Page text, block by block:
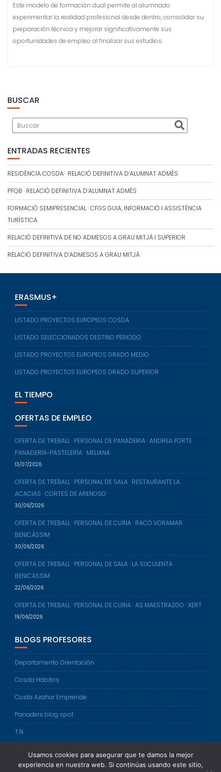
Este modelo de formación dual permite al alumnado
experimentar la realidad profesional desde dentro, consolidar su
preparación técnica y mejorar significativamente sus
oportunidades de empleo al finalizar sus estudios.
BUSCAR
ENTRADAS RECIENTES
RESIDÈNCIA COSDA · RELACIÓ DEFINITIVA D’ALUMNAT ADMÉS
PFQB · RELACIÓ DEFINITIVA D’ALUMNAT ADMÉS
FORMACIÓ SEMIPRESENCIAL · CFGS GUIA, INFORMACIÓ I ASSISTÈNCIA
TURÍSTICA
RELACIÓ DEFINITIVA DE NO ADMESOS A GRAU MITJÀ I SUPERIOR
RELACIÓ DEFINITIVA D’ADMESOS A GRAU MITJÀ
ERASMUS+
LISTADO PROYECTOS EUROPEOS COSDA
LISTADO SELECCIONADOS DESTINO PERIODO
LISTADO PROYECTOS EUROPEOS GRADO MEDIO
LISTADO PROYECTOS EUROPEOS GRADO SUPERIOR
EL TIEMPO
OFERTAS DE EMPLEO
OFERTA DE TREBALL · PERSONAL DE PANADERIA · ANDREA FORTE
PANADERÍA-PASTELERÍA · MELIANA
13/07/2026
OFERTA DE TREBALL · PERSONAL DE SALA · RESTAURANTE LA
ACACIAS · CORTES DE ARENOSO
30/06/2026
OFERTA DE TREBALL · PERSONAL DE CUINA · RACÒ VORAMAR ·
BENICÀSSIM
30/06/2026
OFERTA DE TREBALL · PERSONAL DE SALA · LA SUCULENTA ·
BENICÀSSIM
22/06/2026
OFERTA DE TREBALL · PERSONAL DE CUINA · AS MAESTRAZGO · XERT
19/06/2026
BLOGS PROFESORES
Departamento Orientación
Cosda Hábitos
Costa Azahar Emprende
Panaders blog spot
T.N.
Usamos cookies para asegurar que te damos la mejor
experiencia en nuestra web. Si continúas usando este sitio,